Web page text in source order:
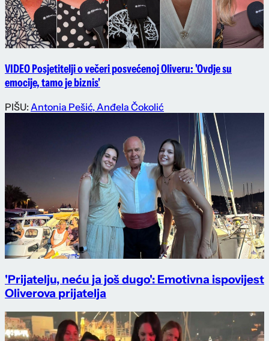
VIDEO Posjetitelji o večeri posvećenoj Oliveru: 'Ovdje su
emocije, tamo je biznis'
PIŠU: Antonia Pešić,Anđela Čokolić
'Prijatelju, neću ja još dugo': Emotivna ispovijest
Oliverova prijatelja